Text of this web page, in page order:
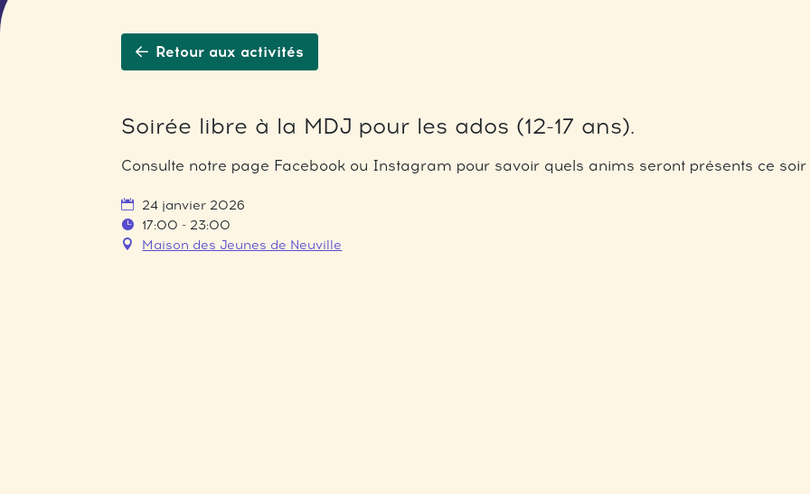
Retour aux activités
Soirée libre à la MDJ pour les ados (12-17 ans).
Consulte notre page Facebook ou Instagram pour savoir quels anims seront présents ce soir
24 janvier 2026
17:00 - 23:00
Maison des Jeunes de Neuville